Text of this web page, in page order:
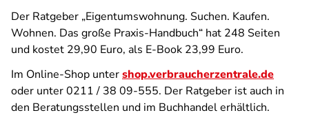
Der Ratgeber „Eigentumswohnung. Suchen. Kaufen.
Wohnen. Das große Praxis-Handbuch“ hat 248 Seiten
und kostet 29,90 Euro, als E-Book 23,99 Euro.
Im Online-Shop untershop.verbraucherzentrale.de
oder unter 0211 / 38 09-555. Der Ratgeber ist auch in
den Beratungsstellen und im Buchhandel erhältlich.